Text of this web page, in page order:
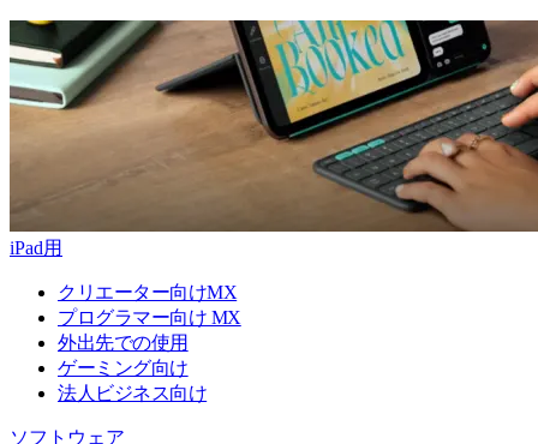
iPad用
クリエーター向けMX
プログラマー向け MX
外出先での使用
ゲーミング向け
法人ビジネス向け
ソフトウェア